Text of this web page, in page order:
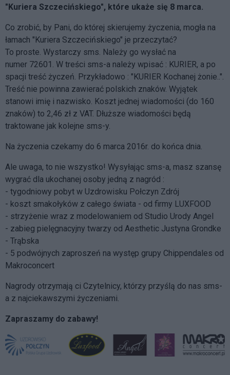
"Kuriera Szczecińskiego", które ukaże się 8 marca.
Co zrobić, by Pani, do której skierujemy życzenia, mogła na
łamach "Kuriera Szczecińskiego" je przeczytać?
To proste. Wystarczy sms. Należy go wysłać na
numer 72601. W treści sms-a należy wpisać : KURIER, a po
spacji treść życzeń. Przykładowo : "KURIER Kochanej żonie..".
Treść nie powinna zawierać polskich znaków. Wyjątek
stanowi imię i nazwisko. Koszt jednej wiadomości (do 160
znaków) to 2,46 zł z VAT. Dłuższe wiadomości będą
traktowane jak kolejne sms-y.
Na życzenia czekamy do 6 marca 2016r. do końca dnia.
Ale uwaga, to nie wszystko! Wysyłając sms-a, masz szansę
wygrać dla ukochanej osoby jedną z nagród :
- tygodniowy pobyt w Uzdrowisku Połczyn Zdrój
- koszt smakołyków z całego świata - od firmy LUXFOOD
- strzyżenie wraz z modelowaniem od Studio Urody Angel
- zabieg pielęgnacyjny twarzy od Aesthetic Justyna Grondke
- Trąbska
- 5 podwójnych zaproszeń na występ grupy Chippendales od
Makroconcert
Nagrody otrzymają ci Czytelnicy, którzy przyślą do nas sms-
a z najciekawszymi życzeniami.
Zapraszamy do zabawy!